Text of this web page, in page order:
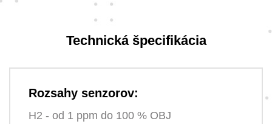
Technická špecifikácia
Rozsahy senzorov:
H2 - od 1 ppm do 100 % OBJ